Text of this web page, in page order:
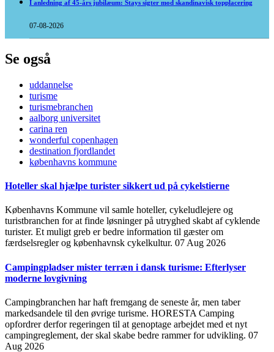
I anledning af 45-års jubilæum: Stays sigter mod skandinavisk topplacering
07-08-2026
Se også
uddannelse
turisme
turismebranchen
aalborg universitet
carina ren
wonderful copenhagen
destination fjordlandet
københavns kommune
Hoteller skal hjælpe turister sikkert ud på cykelstierne
Københavns Kommune vil samle hoteller, cykeludlejere og
turistbranchen for at finde løsninger på utryghed skabt af cyklende
turister. Et muligt greb er bedre information til gæster om
færdselsregler og københavnsk cykelkultur. 07 Aug 2026
Campingpladser mister terræn i dansk turisme: Efterlyser
moderne lovgivning
Campingbranchen har haft fremgang de seneste år, men taber
markedsandele til den øvrige turisme. HORESTA Camping
opfordrer derfor regeringen til at genoptage arbejdet med et nyt
campingreglement, der skal skabe bedre rammer for udvikling. 07
Aug 2026